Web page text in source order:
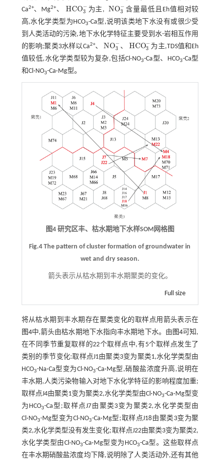
Ca2+、Mg2+、 HCO−
3
HCO3- 为主, NO−
3
NO3- 含量最低且Eh值相对较
高,水化学类型为HCO3-Ca型,说明该类地下水没有或很少受
到人类活动的污染,地下水化学特征主要受到水-岩相互作用
的影响;聚类3水样以Ca2+、 NO−
3
NO3- 、 HCO−
3
HCO3-
为主,TDS值和Eh
值较低,水化学类型较为复杂,包括Cl·NO3-Ca型、HCO3-Ca型
和Cl·NO3-Ca·Mg型。
图4 研究区丰、枯水期地下水样SOM网格图
Fig.4 The pattern of cluster formation of groundwater in
wet and dry season.
箭头表示从枯水期到丰水期聚类的变化。
Full size
将从枯水期到丰水期存在聚类变化的取样点用箭头表示在
图4中,箭头由枯水期地下水指向丰水期地下水。由 图4可知,
在不同季节重复取样的22个取样点中,有5个取样点发生了
类别的季节变化:取样点J1由聚类3变为聚类1,水化学类型由
HCO3-Na·Ca型变为Cl·NO3-Ca·Mg型,硝酸盐浓度升高,说明在
丰水期,人类污染物输入对地下水化学特征的影响程度加重;
取样点J4由聚类1变为聚类2,水化学类型由Cl·NO3-Ca·Mg型变
为HCO3-Ca型;取样点J7由聚类3变为聚类2,水化学类型由
Cl·NO3-Mg型变为Cl·NO3-Ca·Mg型;取样点J18由聚类3变为聚
类2,水化学类型没有发生变化;取样点J22由聚类3变为聚类2,
水化学类型由Cl·NO3-Ca·Mg型变为HCO3-Ca型。这些取样点
在丰水期硝酸盐浓度均下降,说明除了人类活动外,还有其他